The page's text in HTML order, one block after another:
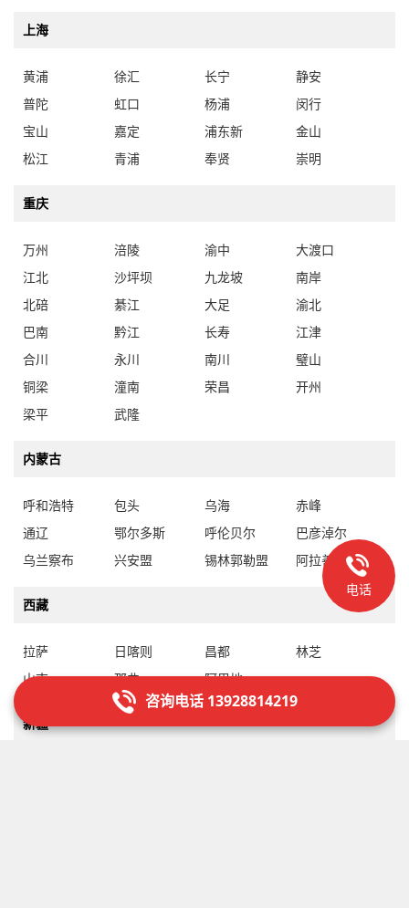
上海
黄浦 徐汇 长宁
静安
普陀
虹口 杨浦
闵行
宝山
嘉定 浦东新
金山
松江
青浦 奉贤 崇明
重庆
万州 涪陵 渝中
大渡口
江北
沙坪坝 九龙坡
南岸
北碚
綦江 大足
渝北
巴南
黔江 长寿
江津
合川
永川 南川
璧山
铜梁
潼南 荣昌
开州
梁平
武隆
内蒙古
呼和浩特 包头 乌海
赤峰
通辽
鄂尔多斯 呼伦贝尔
巴彦淖尔
乌兰察布
兴安盟 锡林郭勒盟 阿拉善盟
西藏
拉萨 日喀则 昌都
林芝
山南
那曲 阿里地
新疆
电话
咨询电话 13928814219